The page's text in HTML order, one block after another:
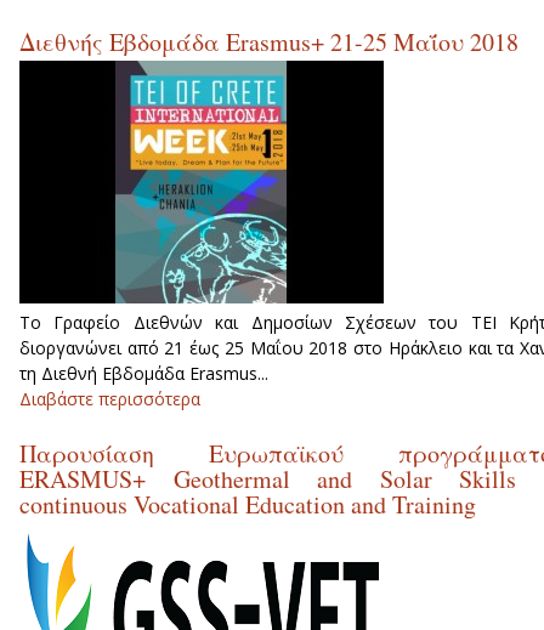
Διεθνής Εβδομάδα Erasmus+ 21-25 Μαΐου 2018
Το Γραφείο Διεθνών και Δημοσίων Σχέσεων του ΤΕΙ
διοργανώνει από 21 έως 25 Μαΐου 2018 στο Ηράκλειο και τα
τη Διεθνή Εβδομάδα Erasmus...
Διαβάστε περισσότερα
Παρουσίαση Ευρωπαϊκού
ERASMUS+ Geothermal and Solar Skills
continuous Vocational Education and Training